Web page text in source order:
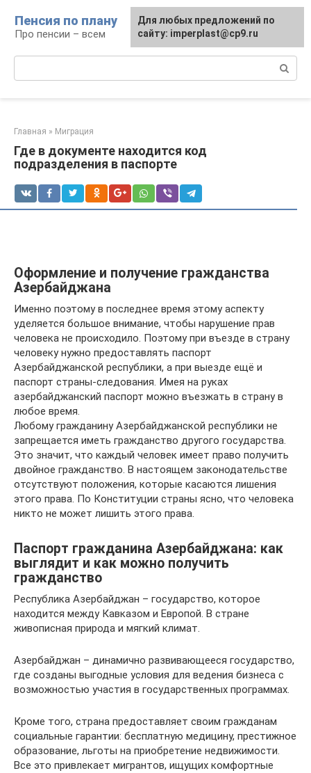
контенту
Пенсия по плану
Про пенсии – всем
Главная » Миграция
Где в документе находится код
подразделения в паспорте
Оформление и получение гражданства
Азербайджана
Именно поэтому в последнее время этому аспекту
уделяется большое внимание, чтобы нарушение прав
человека не происходило. Поэтому при въезде в страну
человеку нужно предоставлять паспорт
Азербайджанской республики, а при выезде ещё и
паспорт страны-следования. Имея на руках
азербайджанский паспорт можно въезжать в страну в
любое время.
Любому гражданину Азербайджанской республики не
запрещается иметь гражданство другого государства.
Это значит, что каждый человек имеет право получить
двойное гражданство. В настоящем законодательстве
отсутствуют положения, которые касаются лишения
этого права. По Конституции страны ясно, что человека
никто не может лишить этого права.
Паспорт гражданина Азербайджана: как
выглядит и как можно получить
гражданство
Республика Азербайджан – государство, которое
находится между Кавказом и Европой. В стране
живописная природа и мягкий климат.
Азербайджан – динамично развивающееся государство,
где созданы выгодные условия для ведения бизнеса с
возможностью участия в государственных программах.
Кроме того, страна предоставляет своим гражданам
социальные гарантии: бесплатную медицину, престижное
образование, льготы на приобретение недвижимости.
Все это привлекает мигрантов, ищущих комфортные
Для любых предложений по
сайту: imperplast@cp9.ru